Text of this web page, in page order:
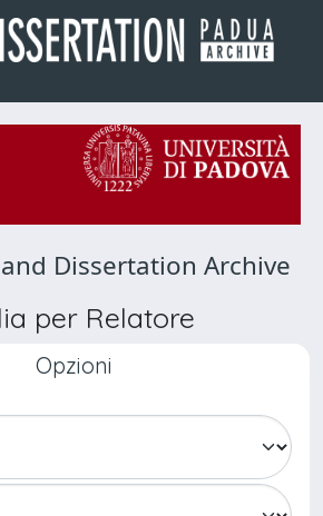
Dissertation Archive
per Relatore
Opzioni